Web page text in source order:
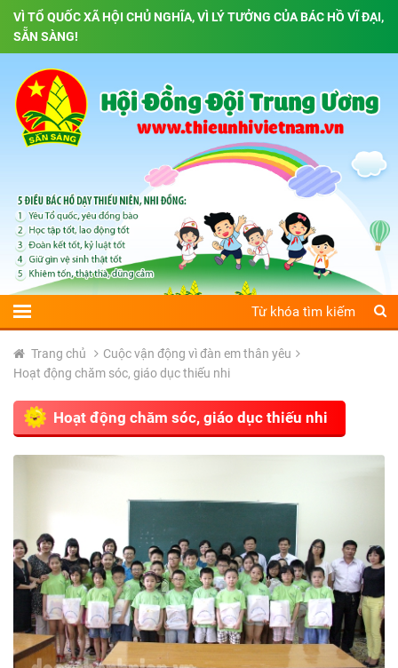
VÌ TỔ QUỐC XÃ HỘI CHỦ NGHĨA, VÌ LÝ TƯỞNG CỦA BÁC HỒ VĨ ĐẠI,
SẴN SÀNG!
Trang chủ
Cuộc vận động vì đàn em thân yêu
Hoạt động chăm sóc, giáo dục thiếu nhi
Hoạt động chăm sóc, giáo dục thiếu nhi